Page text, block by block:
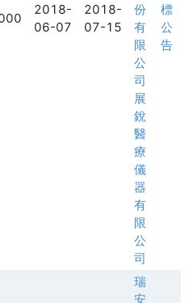
2018-
06-07
2018-
07-15
份
有
限
公
司
展
銳
醫
療
儀
器
有
限
公
司
標
公
告
瑞
安